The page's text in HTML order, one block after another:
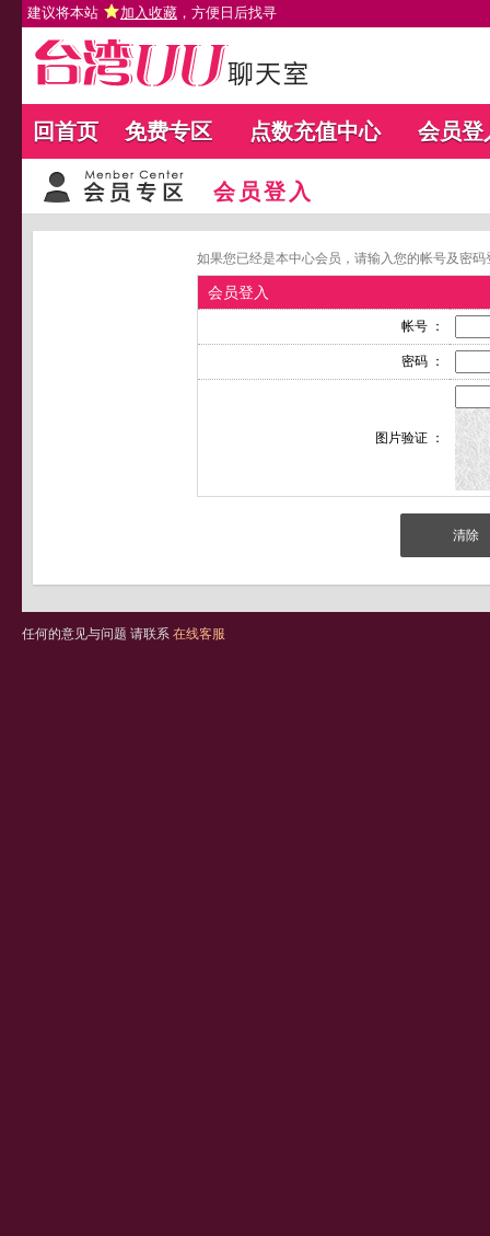
建议将本站 加入收藏 ，方便日后找寻
回首页 免费专区 点数充值中心 会员登
会员登入
如果您已经是本中心会员，请输入您的帐号及密
会员登入
帐号 ：
密码 ：
图片验证 ：
任何的意见与问题 请联系 在线客服